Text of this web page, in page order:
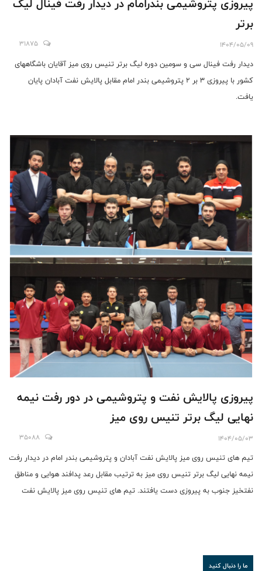
برتر
1404/05/09
31875
دیدار رفت فینال سی ‌و سومین دوره لیگ برتر تنیس روی میز آقایان باشگاههای
کشور با پیروزی ۳ بر ۲ پتروشیمی بندر امام مقابل پالایش نفت آبادان پایان
یافت.
پیروزی پالایش نفت و پتروشیمی در دور رفت نیمه
نهایی لیگ برتر تنیس روی میز
1404/05/03
35088
تیم های تنیس روی میز پالایش نفت آبادان و پتروشیمی بندر امام در دیدار رفت
نیمه نهایی لیگ برتر تنیس روی میز به ترتیب مقابل رعد پدافند هوایی و مناطق
نفتخیز جنوب به پیروزی دست یافتند. تیم های تنیس روی میز پالایش نفت
ما را دنبال کنید